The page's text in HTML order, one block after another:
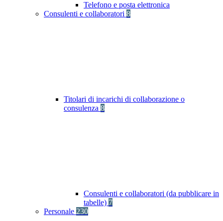
Telefono e posta elettronica
Consulenti e collaboratori 8
Titolari di incarichi di collaborazione o
consulenza 8
Consulenti e collaboratori (da pubblicare in
tabelle) 7
Personale 230